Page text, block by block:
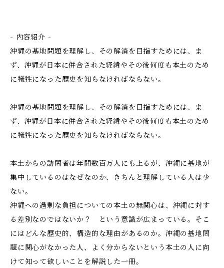
- 内容紹介 -
沖縄の基地問題を理解し、その解消を目指すためには、ま
ず、沖縄が日本に併合された経緯やその後何度も本土のため
に犠牲になった歴史を知らなければならない。
沖縄の基地問題を理解し、その解消を目指すためには、ま
ず、沖縄が日本に併合された経緯やその後何度も本土のため
に犠牲になった歴史を知らなければならない。
本土からの訪問者は年間数百万人にも上るが、沖縄に基地が
集中しているのはなぜなのか、きちんと理解している人は少
ない。
沖縄への過剰な負担についての本土の無関心は、沖縄に対す
る差別なのではないか？ という意識が広まっている。そこ
にはどんな歴史的、構造的な理由があるのか。沖縄の基地問
題に関心がなかった人、よく分からないという本土の人に向
けて知って欲しいことを解説した一冊。